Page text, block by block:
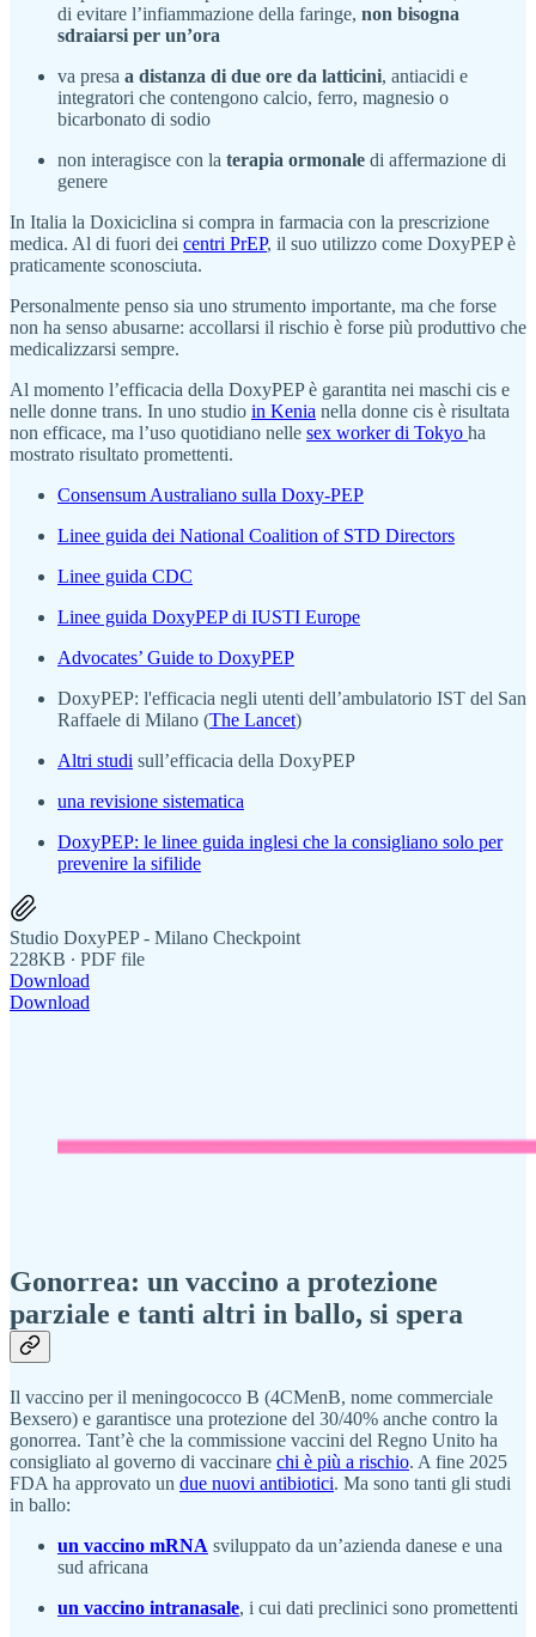
di evitare l’infiammazione della faringe, non bisogna
sdraiarsi per un’ora
va presa a distanza di due ore da latticini, antiacidi e
integratori che contengono calcio, ferro, magnesio o
bicarbonato di sodio
non interagisce con la terapia ormonale di affermazione di
genere
In Italia la Doxiciclina si compra in farmacia con la prescrizione
medica. Al di fuori dei centri PrEP, il suo utilizzo come DoxyPEP è
praticamente sconosciuta.
Personalmente penso sia uno strumento importante, ma che forse
non ha senso abusarne: accollarsi il rischio è forse più produttivo che
medicalizzarsi sempre.
Al momento l’efficacia della DoxyPEP è garantita nei maschi cis e
nelle donne trans. In uno studio in Kenia nella donne cis è risultata
non efficace, ma l’uso quotidiano nelle sex worker di Tokyo ha
mostrato risultato promettenti.
Consensum Australiano sulla Doxy-PEP
Linee guida dei National Coalition of STD Directors
Linee guida CDC
Linee guida DoxyPEP di IUSTI Europe
Advocates’ Guide to DoxyPEP
DoxyPEP: l'efficacia negli utenti dell’ambulatorio IST del San
Raffaele di Milano (The Lancet)
Altri studi sull’efficacia della DoxyPEP
una revisione sistematica
DoxyPEP: le linee guida inglesi che la consigliano solo per
prevenire la sifilide
Studio DoxyPEP - Milano Checkpoint
228KB ∙ PDF file
Download
Download
Gonorrea: un vaccino a protezione
parziale e tanti altri in ballo, si spera
Il vaccino per il meningococco B (4CMenB, nome commerciale
Bexsero) e garantisce una protezione del 30 /40% anche contro la
gonorrea. Tant’è che la commissione vaccini del Regno Unito ha
consigliato al governo di vaccinare chi è più a rischio. A fine 2025
FDA ha approvato un due nuovi antibiotici. Ma sono tanti gli studi
in ballo:
un vaccino mRNA sviluppato da un’azienda danese e una
sud africana
un vaccino intranasale, i cui dati preclinici sono promettenti